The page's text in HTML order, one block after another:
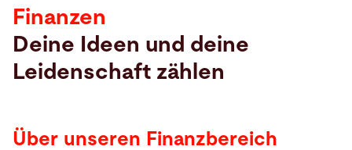
Suche
your
Finanzen
Deine Ideen und deine
Leidenschaft zählen
Über unseren Finanzbereich